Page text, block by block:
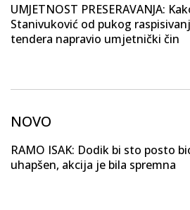
UMJETNOST PRESERAVANJA:
Stanivuković od pukog
tendera napravio umjetnički čin
NOVO
RAMO ISAK: Dodik bi sto posto
uhapšen, akcija je bila spremna